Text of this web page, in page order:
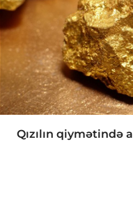
Qızılın qiymətində